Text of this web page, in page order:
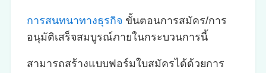
การสนทนาทางธุรกิจ ขั้นตอนการสมัคร/การ
อนุมัติเสร็จสมบูรณ์ภายในกระบวนการนี้
สามารถสร้างแบบฟอร์มใบสมัครได้ด้วยการ